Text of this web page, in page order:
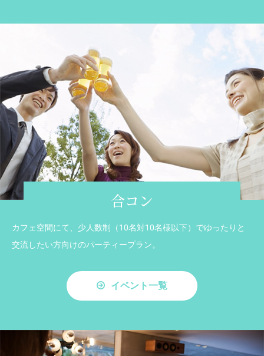
合コン
カフェ空間にて、少人数制（10名対10名様以下）でゆったりと
交流したい方向けのパーティープラン。
イベント一覧